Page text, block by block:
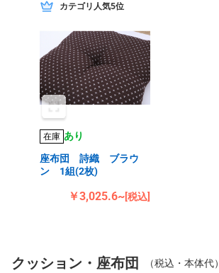
カテゴリ人気5位
在庫 あり
座布団 詩織 ブラウ
ン 1組(2枚)
￥3,025.6~[税込]
クッション・座布団 （税込・本体代）